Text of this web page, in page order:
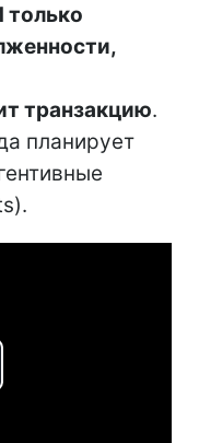
только
транзакцию.
планирует